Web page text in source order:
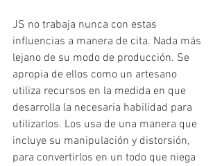
JS no trabaja nunca con estas
influencias a manera de cita. Nada más
lejano de su modo de producción. Se
apropia de ellos como un artesano
utiliza recursos en la medida en que
desarrolla la necesaria habilidad para
utilizarlos. Los usa de una manera que
incluye su manipulación y distorsión,
para convertirlos en un todo que niega